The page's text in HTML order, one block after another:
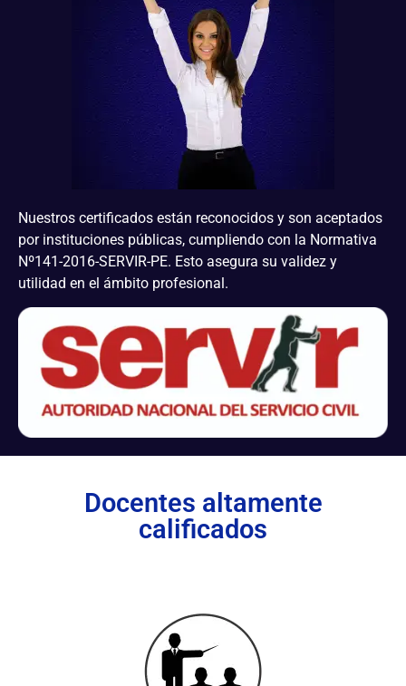
Nuestros certificados están reconocidos y son aceptados
por instituciones públicas, cumpliendo con la Normativa
Nº141-2016-SERVIR-PE. Esto asegura su validez y
utilidad en el ámbito profesional.
Docentes altamente
calificados